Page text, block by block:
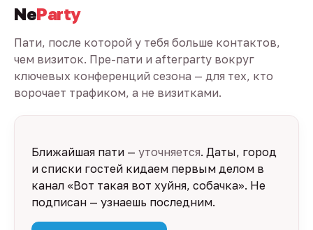
NeParty
Пати, после которой у тебя больше контактов,
чем визиток. Пре-пати и afterparty вокруг
ключевых конференций сезона — для тех, кто
ворочает трафиком, а не визитками.
Ближайшая пати — уточняется. Даты, город
и списки гостей кидаем первым делом в
канал «Вот такая вот хуйня, собачка». Не
подписан — узнаешь последним.